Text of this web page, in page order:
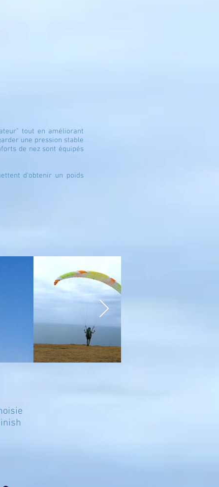
tout en améliorant
une pression stable
de nez sont équipés
d'obtenir un poids